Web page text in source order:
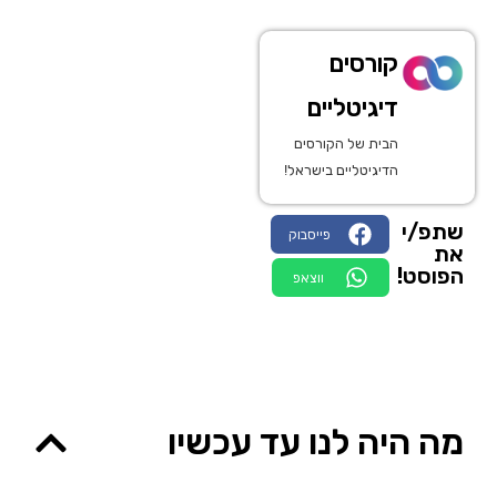
קורסים
דיגיטליים
הבית של הקורסים
הדיגיטליים בישראל!
שתפ/י
את
הפוסט!
פייסבוק
ווצאפ
מה היה לנו עד עכשיו